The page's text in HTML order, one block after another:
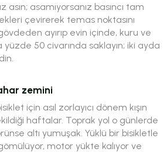
asın; asamıyorsanız basıncı tam
çevirerek temas noktasını
ayırıp evin içinde, kuru ve
50 civarında saklayın; iki ayda
zemini
için asıl zorlayıcı dönem kışın
haftalar. Toprak yol o günlerde
altı yumuşak. Yüklü bir bisikletle
motor yükte kalıyor ve